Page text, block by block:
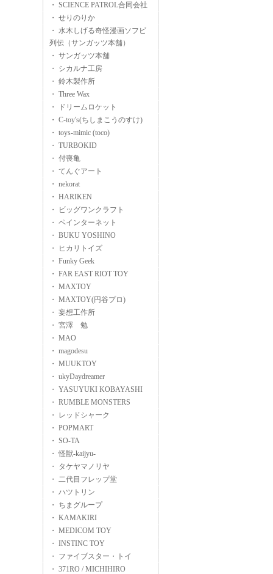
・ SCIENCE PATROL合同会社
・ せりのりか
・ 水木しげる奇怪漫画ソフビ
列伝（サンガッツ本舗）
・ サンガッツ本舗
・ シカルナ工房
・ 鈴木製作所
・ Three Wax
・ ドリームロケット
・ C-toy's(ちしまこうのすけ)
・ toys-mimic (toco)
・ TURBOKID
・ 付喪亀
・ てんぐアート
・ nekorat
・ HARIKEN
・ ビッグワンクラフト
・ ペインターネット
・ BUKU YOSHINO
・ ヒカリトイズ
・ Funky Geek
・ FAR EAST RIOT TOY
・ MAXTOY
・ MAXTOY(円谷プロ)
・ 妄想工作所
・ 宮澤 勉
・ MAO
・ magodesu
・ MUUKTOY
・ ukyDaydreamer
・ YASUYUKI KOBAYASHI
・ RUMBLE MONSTERS
・ レッドシャーク
・ POPMART
・ SO-TA
・ 怪獣-kaijyu-
・ タケヤマノリヤ
・ 二代目フレップ堂
・ ハツトリン
・ ちまグループ
・ KAMAKIRI
・ MEDICOM TOY
・ INSTINC TOY
・ ファイブスター・トイ
・ 371RO / MICHIHIRO